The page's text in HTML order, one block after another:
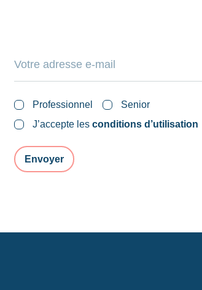
Professionnel
Senior
J’accepte lesconditions d’utilisation